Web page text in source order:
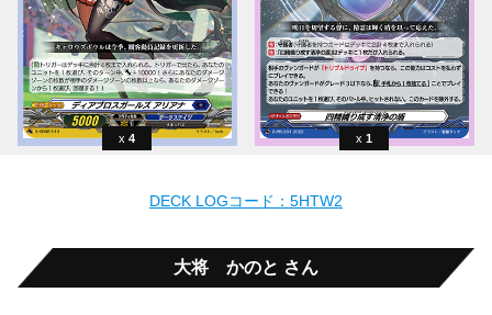
4 1
DECK LOGコード：5HTW2
大将 かのと さん